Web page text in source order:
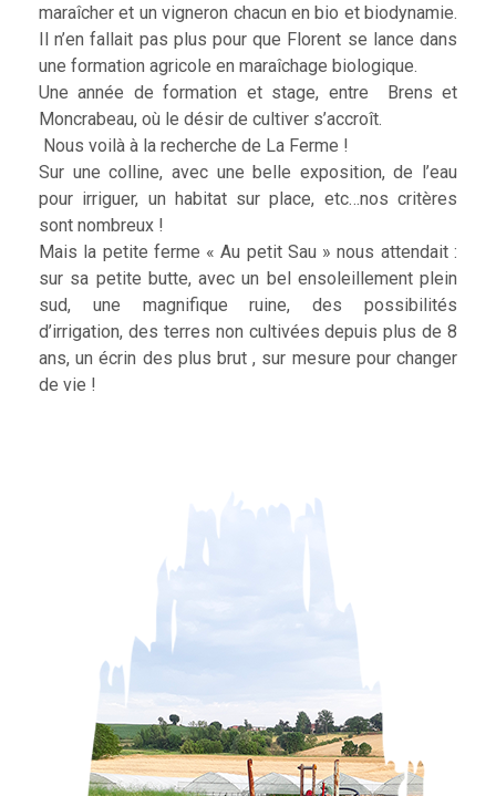
maraîcher et un vigneron chacun en bio et biodynamie.
Il n’en fallait pas plus pour que Florent se lance dans
une formation agricole en maraîchage biologique.
Une année de formation et stage, entre Brens et
Moncrabeau, où le désir de cultiver s’accroît.
Nous voilà à la recherche de La Ferme !
Sur une colline, avec une belle exposition, de l’eau
pour irriguer, un habitat sur place, etc…nos critères
sont nombreux !
Mais la petite ferme « Au petit Sau » nous attendait :
sur sa petite butte, avec un bel ensoleillement plein
sud, une magnifique ruine, des possibilités
d’irrigation, des terres non cultivées depuis plus de 8
ans, un écrin des plus brut , sur mesure pour changer
de vie !